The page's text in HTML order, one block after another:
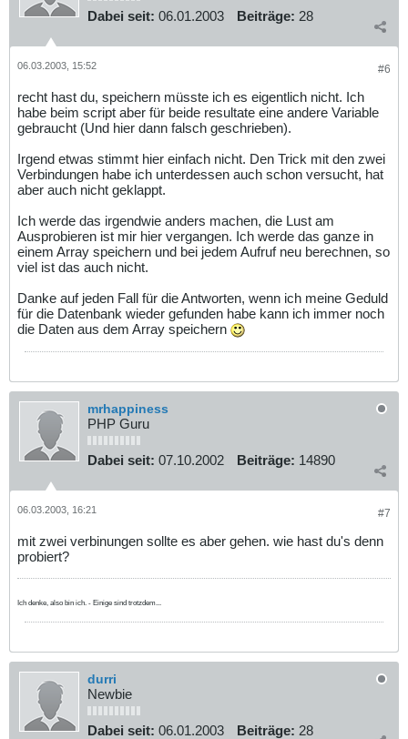
Dabei seit: 06.01.2003 Beiträge: 28
#6
06.03.2003, 15:52
recht hast du, speichern müsste ich es eigentlich nicht. Ich
habe beim script aber für beide resultate eine andere Variable
gebraucht (Und hier dann falsch geschrieben).
Irgend etwas stimmt hier einfach nicht. Den Trick mit den zwei
Verbindungen habe ich unterdessen auch schon versucht, hat
aber auch nicht geklappt.
Ich werde das irgendwie anders machen, die Lust am
Ausprobieren ist mir hier vergangen. Ich werde das ganze in
einem Array speichern und bei jedem Aufruf neu berechnen, so
viel ist das auch nicht.
Danke auf jeden Fall für die Antworten, wenn ich meine Geduld
für die Datenbank wieder gefunden habe kann ich immer noch
die Daten aus dem Array speichern
mrhappiness
PHP Guru
Dabei seit: 07.10.2002 Beiträge: 14890
#7
06.03.2003, 16:21
mit zwei verbinungen sollte es aber gehen. wie hast du's denn
probiert?
Ich denke, also bin ich. - Einige sind trotzdem...
durri
Newbie
Dabei seit: 06.01.2003 Beiträge: 28